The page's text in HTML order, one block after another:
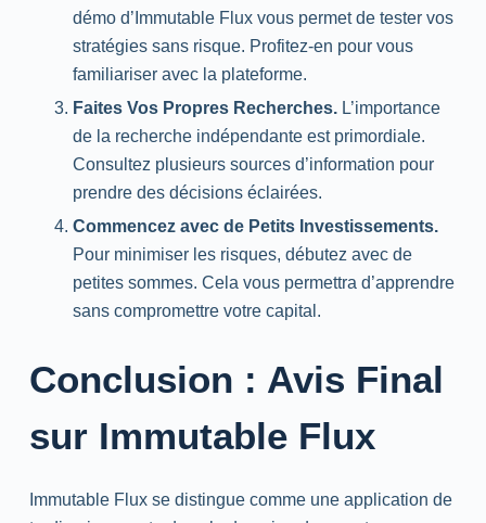
démo d’Immutable Flux vous permet de tester vos
stratégies sans risque. Profitez-en pour vous
familiariser avec la plateforme.
Faites Vos Propres Recherches. L’importance
de la recherche indépendante est primordiale.
Consultez plusieurs sources d’information pour
prendre des décisions éclairées.
Commencez avec de Petits Investissements.
Pour minimiser les risques, débutez avec de
petites sommes. Cela vous permettra d’apprendre
sans compromettre votre capital.
Conclusion : Avis Final
sur Immutable Flux
Immutable Flux se distingue comme une application de